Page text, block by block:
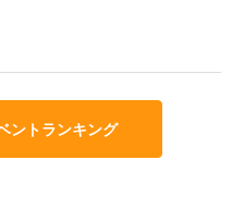
ントランキング